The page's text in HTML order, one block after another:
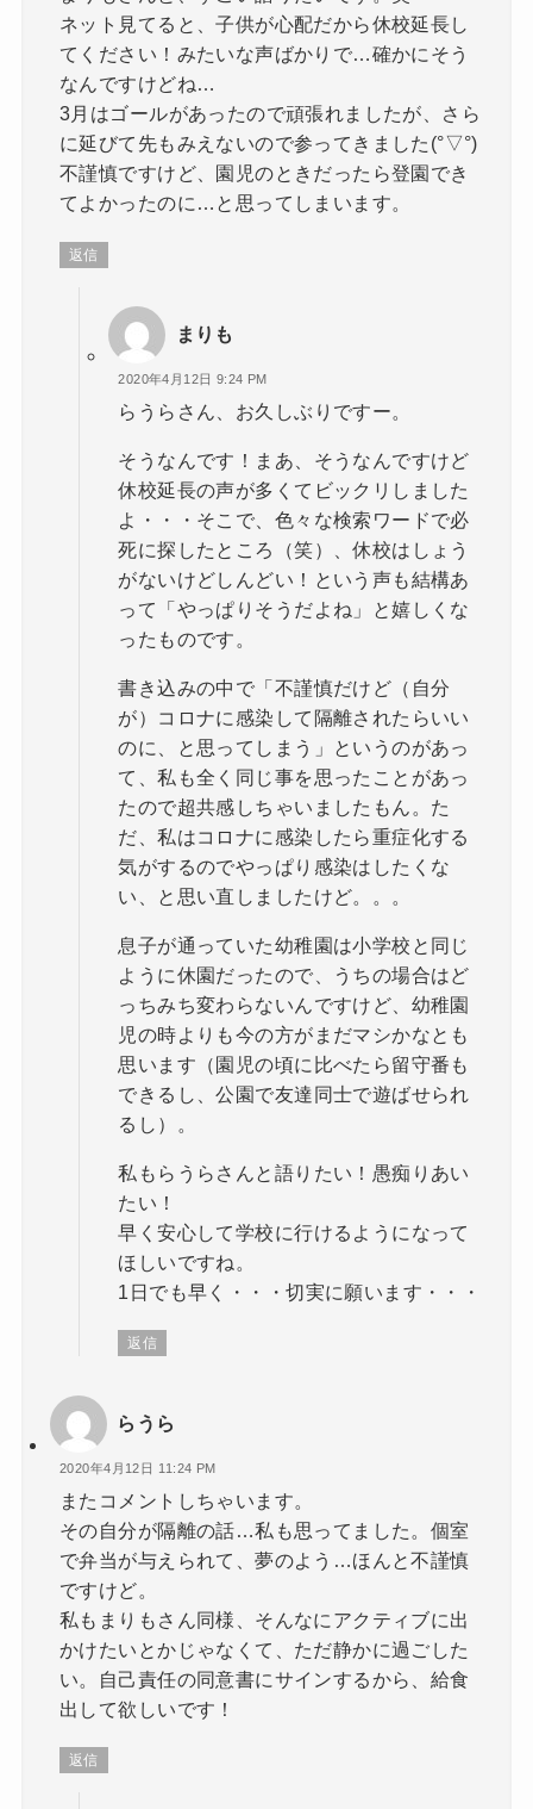
ネット見てると、子供が心配だから休校延長し
てください！みたいな声ばかりで…確かにそう
なんですけどね…
3月はゴールがあったので頑張れましたが、さら
に延びて先もみえないので参ってきました(°▽°)
不謹慎ですけど、園児のときだったら登園でき
てよかったのに…と思ってしまいます。
返信
まりも
2020年4月12日 9:24 PM
らうらさん、お久しぶりですー。
そうなんです！まあ、そうなんですけど
休校延長の声が多くてビックリしました
よ・・・そこで、色々な検索ワードで必
死に探したところ（笑）、休校はしょう
がないけどしんどい！という声も結構あ
って「やっぱりそうだよね」と嬉しくな
ったものです。
書き込みの中で「不謹慎だけど（自分
が）コロナに感染して隔離されたらいい
のに、と思ってしまう」というのがあっ
て、私も全く同じ事を思ったことがあっ
たので超共感しちゃいましたもん。た
だ、私はコロナに感染したら重症化する
気がするのでやっぱり感染はしたくな
い、と思い直しましたけど。。。
息子が通っていた幼稚園は小学校と同じ
ように休園だったので、うちの場合はど
っちみち変わらないんですけど、幼稚園
児の時よりも今の方がまだマシかなとも
思います（園児の頃に比べたら留守番も
できるし、公園で友達同士で遊ばせられ
るし）。
私もらうらさんと語りたい！愚痴りあい
たい！
早く安心して学校に行けるようになって
ほしいですね。
1日でも早く・・・切実に願います・・・
返信
らうら
2020年4月12日 11:24 PM
またコメントしちゃいます。
その自分が隔離の話…私も思ってました。個室
で弁当が与えられて、夢のよう…ほんと不謹慎
ですけど。
私もまりもさん同様、そんなにアクティブに出
かけたいとかじゃなくて、ただ静かに過ごした
い。自己責任の同意書にサインするから、給食
出して欲しいです！
返信